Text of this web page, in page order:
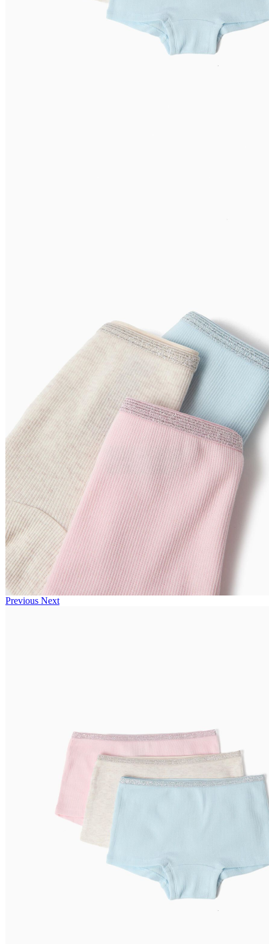
Previous Next